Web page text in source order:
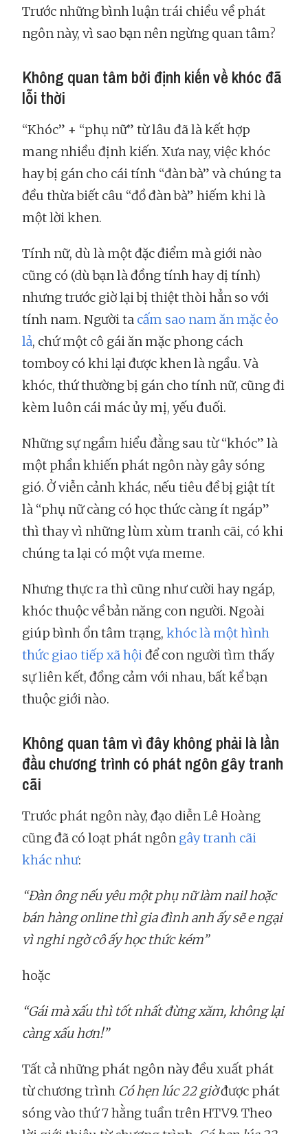
Trước những bình luận trái chiều về phát
ngôn này, vì sao bạn nên ngừng quan tâm?
Không quan tâm bởi định kiến về khóc đã
lỗi thời
“Khóc” + “phụ nữ” từ lâu đã là kết hợp
mang nhiều định kiến. Xưa nay, việc khóc
hay bị gán cho cái tính “đàn bà” và chúng ta
đều thừa biết câu “đồ đàn bà” hiếm khi là
một lời khen.
Tính nữ, dù là một đặc điểm mà giới nào
cũng có (dù bạn là đồng tính hay dị tính)
nhưng trước giờ lại bị thiệt thòi hẳn so với
tính nam. Người ta cấm sao nam ăn mặc ẻo
lả, chứ một cô gái ăn mặc phong cách
tomboy có khi lại được khen là ngầu. Và
khóc, thứ thường bị gán cho tính nữ, cũng đi
kèm luôn cái mác ủy mị, yếu đuối.
Những sự ngầm hiểu đằng sau từ “khóc” là
một phần khiến phát ngôn này gây sóng
gió. Ở viễn cảnh khác, nếu tiêu đề bị giật tít
là “phụ nữ càng có học thức càng ít ngáp”
thì thay vì những lùm xùm tranh cãi, có khi
chúng ta lại có một vựa meme.
Nhưng thực ra thì cũng như cười hay ngáp,
khóc thuộc về bản năng con người. Ngoài
giúp bình ổn tâm trạng, khóc là một hình
thức giao tiếp xã hộiđể con người tìm thấy
sự liên kết, đồng cảm với nhau, bất kể bạn
thuộc giới nào.
Không quan tâm vì đây không phải là lần
đầu chương trình có phát ngôn gây tranh
cãi
Trước phát ngôn này, đạo diễn Lê Hoàng
cũng đã có loạt phát ngôn gây tranh cãi
khác như:
“Đàn ông nếu yêu một phụ nữ làm nail hoặc
bán hàng online thì gia đình anh ấy sẽ e ngại
vì nghi ngờ cô ấy học thức kém”
hoặc
“Gái mà xấu thì tốt nhất đừng xăm, không lại
càng xấu hơn!”
Tất cả những phát ngôn này đều xuất phát
từ chương trình Có hẹn lúc 22 giờđược phát
sóng vào thứ 7 hằng tuần trên HTV9. Theo